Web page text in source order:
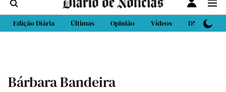
Edição Diária Últimas Opinião Vídeos DN Sport
Bárbara Bandeira